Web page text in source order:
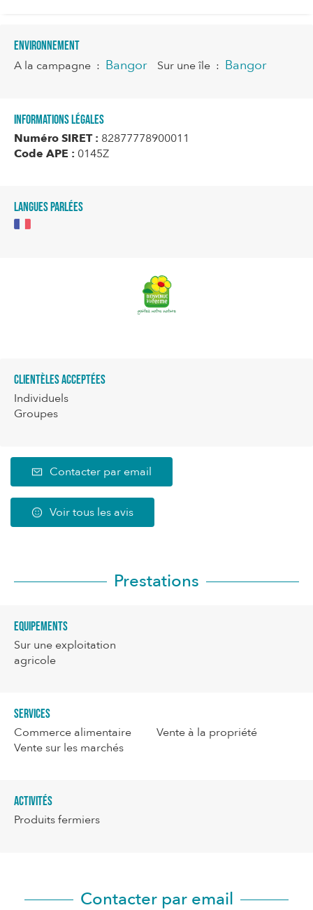
Environnement
A la campagne : Bangor Sur une île : Bangor
Informations légales
Numéro SIRET : 82877778900011
Code APE : 0145Z
Langues parlées
Clientèles acceptées
Individuels
Groupes
Contacter par email
Voir tous les avis
Prestations
Equipements
Sur une exploitation
agricole
Services
Commerce alimentaire
Vente sur les marchés
Vente à la propriété
Activités
Produits fermiers
Contacter par email